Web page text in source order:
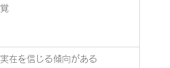
覚
実在を信じる傾向がある